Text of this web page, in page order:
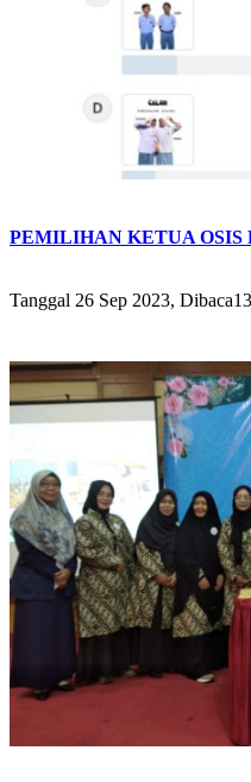
PEMILIHAN KETUA OSIS
Tanggal 26 Sep 2023,